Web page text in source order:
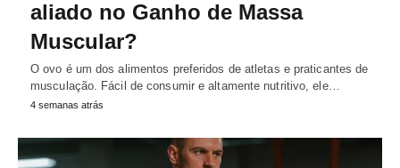
aliado no Ganho de Massa
Muscular?
O ovo é um dos alimentos preferidos de atletas e praticantes de
musculação. Fácil de consumir e altamente nutritivo, ele…
4 semanas atrás